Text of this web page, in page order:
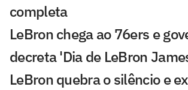
completa
LeBron chega ao 76ers e
decreta 'Dia de LeBron
LeBron quebra o silêncio e